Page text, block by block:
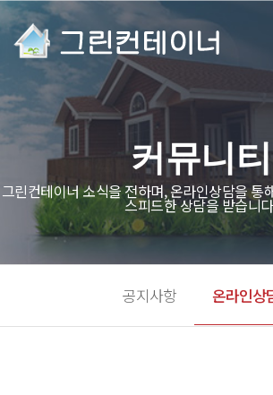
커뮤니티
그린컨테이너 소식을 전하며, 온라인상담을 통
스피드한 상담을 받습니
공지사항 온라인상